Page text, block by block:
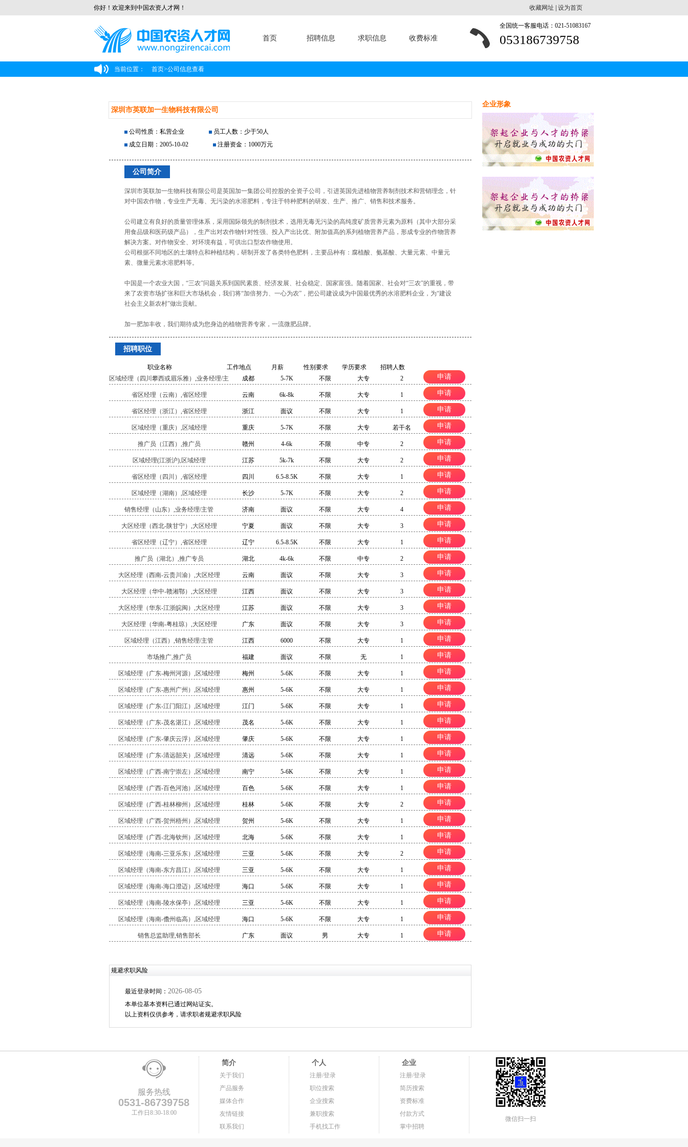
你好！欢迎来到中国农资人才网！ 收藏网址 设为首页
首页 招聘信息 求职信息 收费标准
全国统一客服电话：021-51083167
053186739758
当前位置： 首页>公司信息查看
深圳市英联加一生物科技有限公司
公司性质：私营企业
员工人数：少于50人
成立日期：2005-10-02
注册资金：1000万元
公司简介
深圳市英联加一生物科技有限公司是英国加一集团公司控股的全资子公司，引进英国先进植物营养制剂技术和营销理念，针
对中国农作物，专业生产无毒、无污染的水溶肥料，专注于特种肥料的研发、生产、推广、销售和技术服务。
公司建立有良好的质量管理体系，采用国际领先的制剂技术，选用无毒无污染的高纯度矿质营养元素为原料（其中大部分采
用食品级和医药级产品），生产出对农作物针对性强、投入产出比优、附加值高的系列植物营养产品，形成专业的作物营养
解决方案。对作物安全、对环境有益，可供出口型农作物使用。
公司根据不同地区的土壤特点和种植结构，研制开发了各类特色肥料，主要品种有：腐植酸、氨基酸、大量元素、中量元
素、微量元素水溶肥料等。
中国是一个农业大国，“三农”问题关系到国民素质、经济发展、社会稳定、国家富强。随着国家、社会对“三农”的重视，带
来了农资市场扩张和巨大市场机会，我们将“加倍努力、一心为农”，把公司建设成为中国最优秀的水溶肥料企业，为“建设
社会主义新农村”做出贡献。
加一肥加丰收，我们期待成为您身边的植物营养专家，一流微肥品牌。
招聘职位
职业名称 工作地点 月薪 性别要求 学历要求
招聘人数
区域经理（四川攀西或眉乐雅）,业务经理/主
成都 5-7K 不限 大专 2 申请
省区经理（云南）,省区经理 云南 6k-8k 不限 大专 1 申请
省区经理（浙江）,省区经理 浙江 面议 不限 大专 1 申请
区域经理（重庆）,区域经理 重庆 5-7K 不限 大专 若干名 申请
推广员（江西）,推广员 赣州 4-6k 不限 中专 2 申请
区域经理(江浙沪),区域经理 江苏 5k-7k 不限 大专 2 申请
省区经理（四川）,省区经理 四川 6.5-8.5K 不限 大专 1 申请
区域经理（湖南）,区域经理 长沙 5-7K 不限 大专 2 申请
销售经理（山东）,业务经理/主管 济南 面议 不限 大专 4 申请
大区经理（西北-陕甘宁）,大区经理 宁夏 面议 不限 大专 3 申请
省区经理（辽宁）,省区经理 辽宁 6.5-8.5K 不限 大专 1 申请
推广员（湖北）,推广专员 湖北 4k-6k 不限 中专 2 申请
大区经理（西南-云贵川渝）,大区经理 云南 面议 不限 大专 3 申请
大区经理（华中-赣湘鄂）,大区经理 江西 面议 不限 大专 3 申请
大区经理（华东-江浙皖闽）,大区经理 江苏 面议 不限 大专 3 申请
大区经理（华南-粤桂琼）,大区经理 广东 面议 不限 大专 3 申请
区域经理（江西）,销售经理/主管 江西 6000 不限 大专 1 申请
市场推广,推广员 福建 面议 不限 无 1 申请
区域经理（广东-梅州河源）,区域经理 梅州 5-6K 不限 大专 1 申请
区域经理（广东-惠州广州）,区域经理 惠州 5-6K 不限 大专 1 申请
区域经理（广东-江门阳江）,区域经理 江门 5-6K 不限 大专 1 申请
区域经理（广东-茂名湛江）,区域经理 茂名 5-6K 不限 大专 1 申请
区域经理（广东-肇庆云浮）,区域经理 肇庆 5-6K 不限 大专 1 申请
区域经理（广东-清远韶关）,区域经理 清远 5-6K 不限 大专 1 申请
区域经理（广西-南宁崇左）,区域经理 南宁 5-6K 不限 大专 1 申请
区域经理（广西-百色河池）,区域经理 百色 5-6K 不限 大专 1 申请
区域经理（广西-桂林柳州）,区域经理 桂林 5-6K 不限 大专 2 申请
区域经理（广西-贺州梧州）,区域经理 贺州 5-6K 不限 大专 1 申请
区域经理（广西-北海钦州）,区域经理 北海 5-6K 不限 大专 1 申请
区域经理（海南-三亚乐东）,区域经理 三亚 5-6K 不限 大专 2 申请
区域经理（海南-东方昌江）,区域经理 三亚 5-6K 不限 大专 1 申请
区域经理（海南-海口澄迈）,区域经理 海口 5-6K 不限 大专 1 申请
区域经理（海南-陵水保亭）,区域经理 三亚 5-6K 不限 大专 1 申请
区域经理（海南-儋州临高）,区域经理 海口 5-6K 不限 大专 1 申请
销售总监助理,销售部长 广东 面议 男 大专 1 申请
规避求职风险
最近登录时间： 2026-08-05
本单位基本资料已通过网站证实。
以上资料仅供参考，请求职者规避求职风险
企业形象
服务热线
0531-86739758
工作日8:30-18:00
简介
关于我们
产品服务
媒体合作
友情链接
联系我们
个人
注册/登录
职位搜索
企业搜索
兼职搜索
手机找工作
企业
注册/登录
简历搜索
资费标准
付款方式
掌中招聘
微信扫一扫